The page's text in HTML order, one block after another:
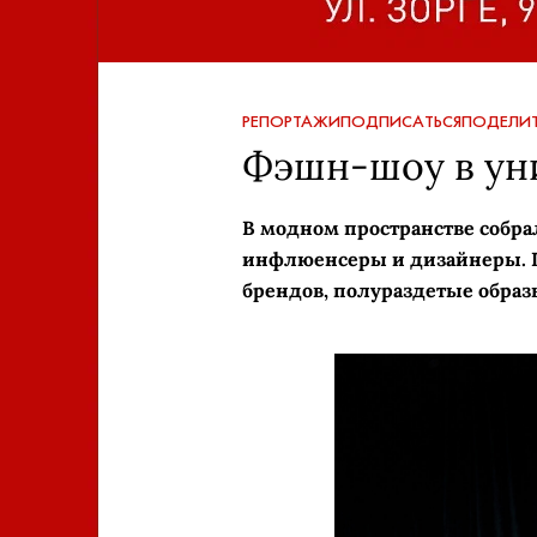
РЕПОРТАЖИПОДПИСАТЬСЯ
Фэшн-шоу в
В модном пространстве
инфлюенсеры и дизайнеры.
брендов, полураздетые